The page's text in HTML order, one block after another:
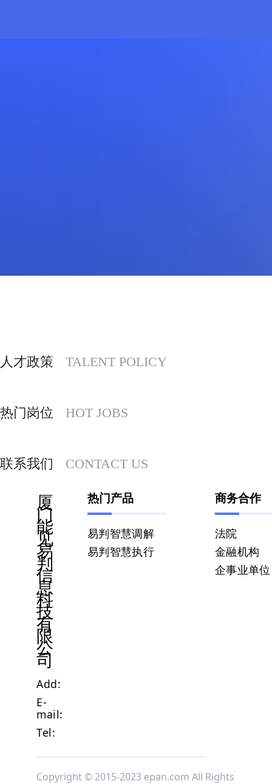
人才政策 TALENT POLICY
热门岗位 HOT JOBS
联系我们 CONTACT US
厦
门
能
见
易
判
信
息
科
技
有
限
公
司
Add:
E-
mail:
Tel:
热门产品
易判智慧调解
易判智慧执行
商务合作
法院
金融机构
企事业单位
Copyright © 2015-2023 epan.com All Rights